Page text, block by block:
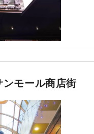
ンモール商店街